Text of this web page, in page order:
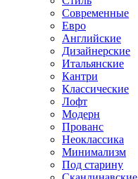
Современные
Евро
Английские
Дизайнерские
Итальянские
Кантри
Классические
Лофт
Модерн
Прованс
Неоклассика
Минимализм
Под старину